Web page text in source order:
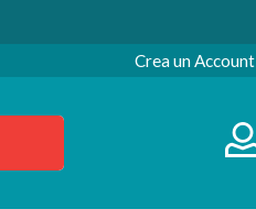
Crea un Account